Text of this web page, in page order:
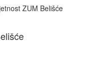
ZUM Belišće